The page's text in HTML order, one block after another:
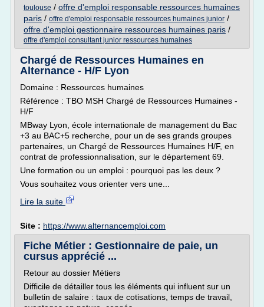
toulouse / offre d'emploi responsable ressources humaines
paris / offre d'emploi responsable ressources humaines junior /
offre d'emploi gestionnaire ressources humaines paris /
offre d'emploi consultant junior ressources humaines
Chargé de Ressources Humaines en
Alternance - H/F Lyon
Domaine : Ressources humaines
Référence : TBO MSH Chargé de Ressources Humaines -
H/F
MBway Lyon, école internationale de management du Bac
+3 au BAC+5 recherche, pour un de ses grands groupes
partenaires, un Chargé de Ressources Humaines H/F, en
contrat de professionnalisation, sur le département 69.
Une formation ou un emploi : pourquoi pas les deux ?
Vous souhaitez vous orienter vers une...
Lire la suite
Site : https://www.alternancemploi.com
Fiche Métier : Gestionnaire de paie, un
cursus apprécié ...
Retour au dossier Métiers
Difficile de détailler tous les éléments qui influent sur un
bulletin de salaire : taux de cotisations, temps de travail,